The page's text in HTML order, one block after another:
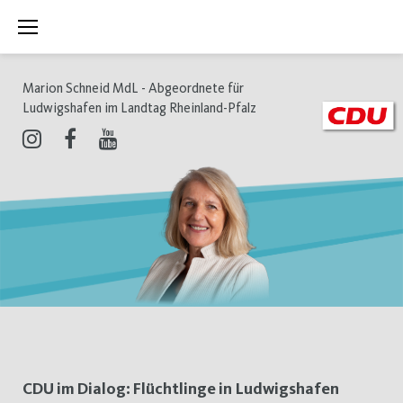
Inhalt
Marion Schneid MdL - Abgeordnete für
Ludwigshafen im Landtag Rheinland-Pfalz
CDU im Dialog: Flüchtlinge in Ludwigshafen